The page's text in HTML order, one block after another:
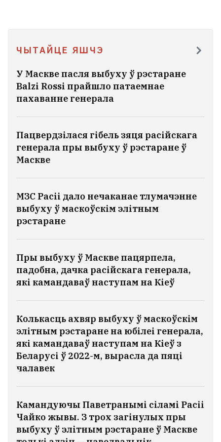
ЧЫТАЙЦЕ ЯШЧЭ
У Маскве пасля выбуху ў рэстаране
Balzi Rossi прайшло патаемнае
пахаванне генерала
Пацвердзілася гібель зяця расійскага
генерала пры выбуху ў рэстаране ў
Маскве
МЗС Расіі дало нечаканае тлумачэнне
выбуху ў маскоўскім элітным
рэстаране
Пры выбуху ў Маскве пацярпела,
падобна, дачка расійскага генерала,
які камандаваў наступам на Кіеў
Колькасць ахвяр выбуху ў маскоўскім
элітным рэстаране на юбілеі генерала,
які камандаваў наступам на Кіеў з
Беларусі ў 2022-м, вырасла да пяці
чалавек
Камандуючы Паветранымі сіламі Расіі
Чайко жывы. З трох загінулых пры
выбуху ў элітным рэстаране ў Маскве